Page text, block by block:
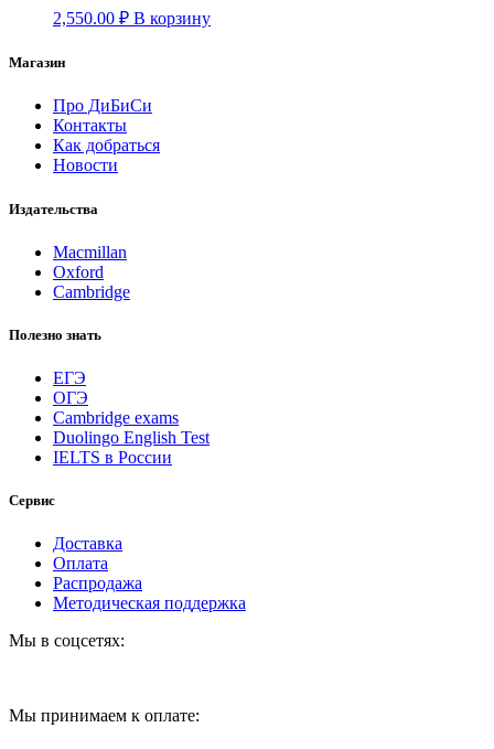
2,550.00 ₽ В корзину
Магазин
Про ДиБиСи
Контакты
Как добраться
Новости
Издательства
Macmillan
Oxford
Cambridge
Полезно знать
ЕГЭ
ОГЭ
Cambridge exams
Duolingo English Test
IELTS в России
Сервис
Доставка
Оплата
Распродажа
Методическая поддержка
Мы в соцсетях:
Мы принимаем к оплате: